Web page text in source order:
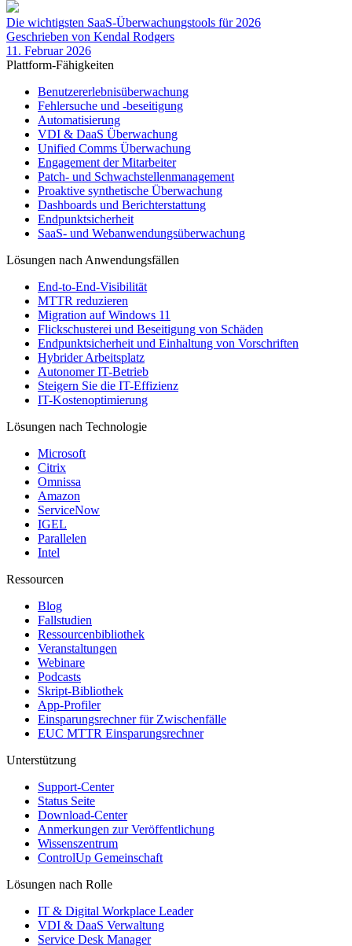
Die wichtigsten SaaS-Überwachungstools für 2026
Geschrieben von Kendal Rodgers
11. Februar 2026
Plattform-Fähigkeiten
Benutzererlebnisüberwachung
Fehlersuche und -beseitigung
Automatisierung
VDI & DaaS Überwachung
Unified Comms Überwachung
Engagement der Mitarbeiter
Patch- und Schwachstellenmanagement
Proaktive synthetische Überwachung
Dashboards und Berichterstattung
Endpunktsicherheit
SaaS- und Webanwendungsüberwachung
Lösungen nach Anwendungsfällen
End-to-End-Visibilität
MTTR reduzieren
Migration auf Windows 11
Flickschusterei und Beseitigung von Schäden
Endpunktsicherheit und Einhaltung von Vorschriften
Hybrider Arbeitsplatz
Autonomer IT-Betrieb
Steigern Sie die IT-Effizienz
IT-Kostenoptimierung
Lösungen nach Technologie
Microsoft
Citrix
Omnissa
Amazon
ServiceNow
IGEL
Parallelen
Intel
Ressourcen
Blog
Fallstudien
Ressourcenbibliothek
Veranstaltungen
Webinare
Podcasts
Skript-Bibliothek
App-Profiler
Einsparungsrechner für Zwischenfälle
EUC MTTR Einsparungsrechner
Unterstützung
Support-Center
Status Seite
Download-Center
Anmerkungen zur Veröffentlichung
Wissenszentrum
ControlUp Gemeinschaft
Lösungen nach Rolle
IT & Digital Workplace Leader
VDI & DaaS Verwaltung
Service Desk Manager